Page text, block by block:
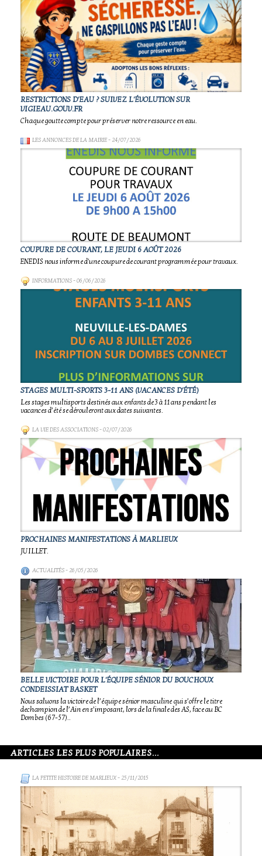
RESTRICTIONS D'EAU ? SUIVEZ L'ÉVOLUTION SUR
VIGIEAU.GOUV.FR
Chaque goutte compte pour préserver notre ressource en eau.
LES ANNONCES DE LA MAIRIE- 24/07/2026
COUPURE DE COURANT, LE JEUDI 6 AOÛT 2026
ENEDIS nous informe d'une coupure de courant programmée pour travaux.
INFORMATIONS- 06/06/2026
STAGES MULTI-SPORTS 3-11 ANS (VACANCES D'ÉTÉ)
Les stages multisports destinés aux enfants de 3 à 11 ans pendant les
vacances d’été se dérouleront aux dates suivantes.
LA VIE DES ASSOCIATIONS- 02/07/2026
PROCHAINES MANIFESTATIONS À MARLIEUX
JUILLET.
ACTUALITÉS- 26/05/2026
BELLE VICTOIRE POUR L'ÉQUIPE SÉNIOR DU BOUCHOUX
CONDEISSIAT BASKET
Nous saluons la victoire de l’équipe sénior masculine qui s’offre le titre
dechampion de l’Ain en s’imposant, lors de la finale des AS, face au BC
Dombes (67-57)..
ARTICLES LES PLUS POPULAIRES...
LA PETITE HISTOIRE DE MARLIEUX- 25/11/2015